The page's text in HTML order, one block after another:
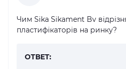
Чим Sika Sikament Bv
пластифікаторів на ринку?
ОТВЕТ: